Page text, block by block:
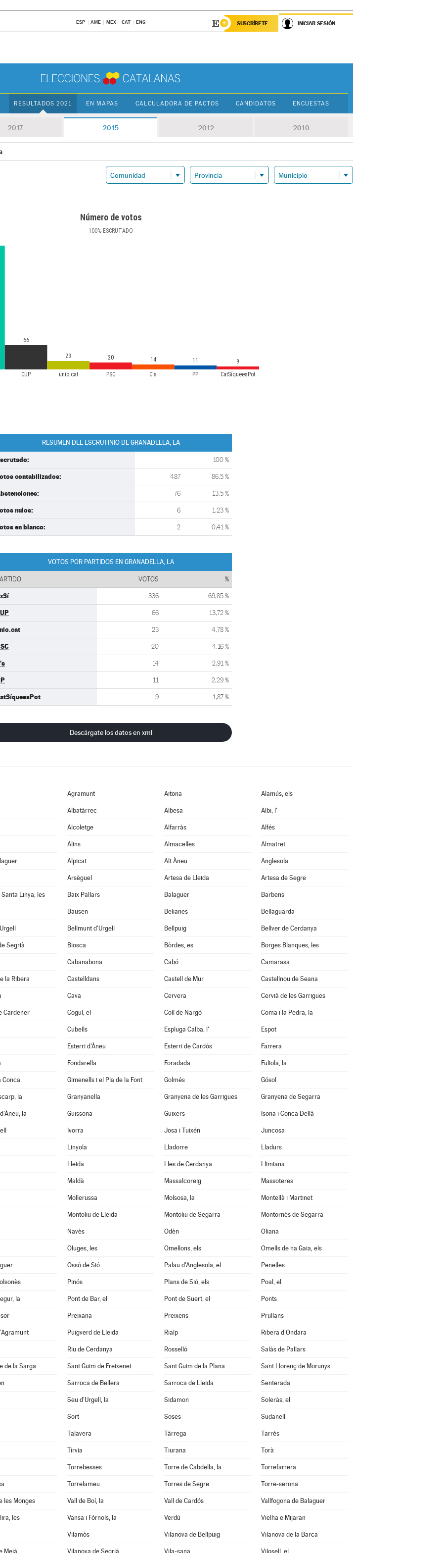
ESP AME MEX CAT ENG SUSCRÍBETE INICIAR SESIÓN
RESULTADOS 2021 EN MAPAS CALCULADORA DE PACTOS CANDIDATOS ENCUESTAS
2017 2015 2012 2010
Número de votos
100% ESCRUTADO
CUP unio.cat PSC C's PP CatSíqueesPot
66
23 20 14 11 9
RESUMEN DEL ESCRUTINIO DE GRANADELLA, LA
100 %
contabilizados: 487 86,5 %
76 13,5 %
nulos: 6 1,23 %
en blanco: 2 0,41 %
VOTOS POR PARTIDOS EN GRANADELLA, LA
VOTOS %
336 69,85 %
66 13,72 %
23 4,78 %
20 4,16 %
14 2,91 %
11 2,29 %
9 1,87 %
Descárgate los datos en xml
Agramunt Aitona Alamús, els
Albatàrrec Albesa Albi, l'
Alcoletge Alfarràs Alfés
Alins Almacelles Almatret
Alpicat Alt Àneu Anglesola
Arsèguel Artesa de Lleida Artesa de Segre
Linya, les Baix Pallars Balaguer Barbens
Bausen Belianes Bellaguarda
Bellmunt d'Urgell Bellpuig Bellver de Cerdanya
Segrià Biosca Bòrdes, es Borges Blanques, les
Cabanabona Cabó Camarasa
la Ribera Castelldans Castell de Mur Castellnou de Seana
Cava Cervera Cervià de les Garrigues
Cardener Cogul, el Coll de Nargó Coma i la Pedra, la
Cubells Espluga Calba, l' Espot
Esterri d'Àneu Esterri de Cardós Farrera
Fondarella Foradada Fuliola, la
Conca Gimenells i el Pla de la Font Golmés Gósol
la Granyanella Granyena de les Garrigues Granyena de Segarra
la Guissona Guixers Isona i Conca Dellà
Ivorra Josa i Tuixén Juncosa
Linyola Lladorre Lladurs
Lleida Lles de Cerdanya Llimiana
Maldà Massalcoreig Massoteres
Mollerussa Molsosa, la Montellà i Martinet
Montoliu de Lleida Montoliu de Segarra Montornès de Segarra
Navès Odèn Oliana
Oluges, les Omellons, els Omells de na Gaia, els
Ossó de Sió Palau d'Anglesola, el Penelles
Pinós Plans de Sió, els Poal, el
la Pont de Bar, el Pont de Suert, el Ponts
Preixana Preixens Prullans
Puigverd de Lleida Rialp Ribera d'Ondara
Riu de Cerdanya Rosselló Salàs de Pallars
de la Sarga Sant Guim de Freixenet Sant Guim de la Plana Sant Llorenç de Morunys
Sarroca de Bellera Sarroca de Lleida Senterada
Seu d'Urgell, la Sidamon Soleràs, el
Sort Soses Sudanell
Talavera Tàrrega Tarrés
Tírvia Tiurana Torà
Torrebesses Torre de Cabdella, la Torrefarrera
Torrelameu Torres de Segre Torre-serona
les Monges Vall de Boí, la Vall de Cardós Vallfogona de Balaguer
les Vansa i Fórnols, la Verdú Vielha e Mijaran
Vilamòs Vilanova de Bellpuig Vilanova de la Barca
Meià Vilanova de Segrià Vila-sana Vilosell, el